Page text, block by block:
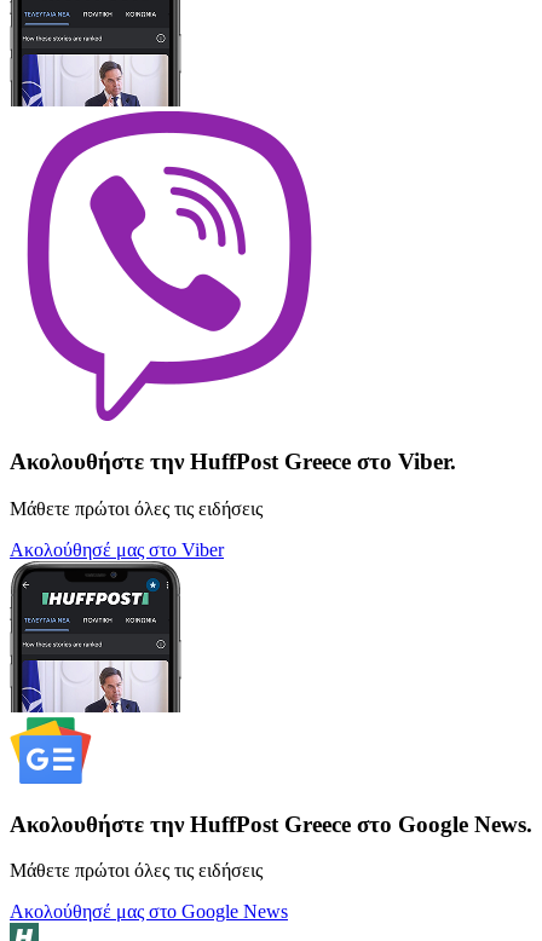
Ακολουθήστε την HuffPost Greece στο Viber.
Μάθετε πρώτοι όλες τις ειδήσεις
Ακολούθησέ μας στο Viber
Ακολουθήστε την HuffPost Greece στο Google News.
Μάθετε πρώτοι όλες τις ειδήσεις
Ακολούθησέ μας στο Google News